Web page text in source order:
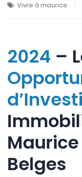
Vivre à maurice
2024 –
Belges